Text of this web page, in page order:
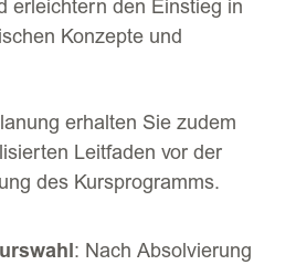
erleichtern den Einstieg in
Konzepte und
erhalten Sie zudem
Leitfaden vor der
des Kursprogramms.
: Nach Absolvierung